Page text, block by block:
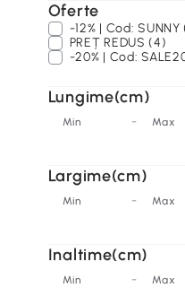
Oferte
-12% | Cod: SUNNY
PREȚ REDUS (4)
-20% | Cod:
Lungime(cm)
Min - Max
Largime(cm)
Min - Max
Inaltime(cm)
Min - Max